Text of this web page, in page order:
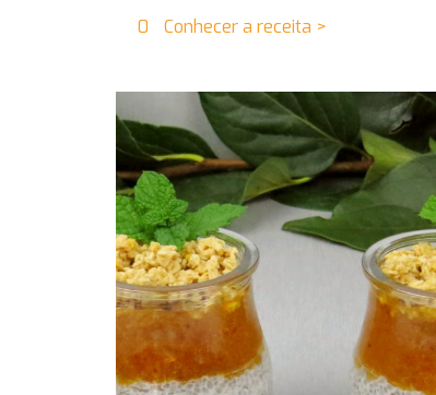
0 Conhecer a receita >